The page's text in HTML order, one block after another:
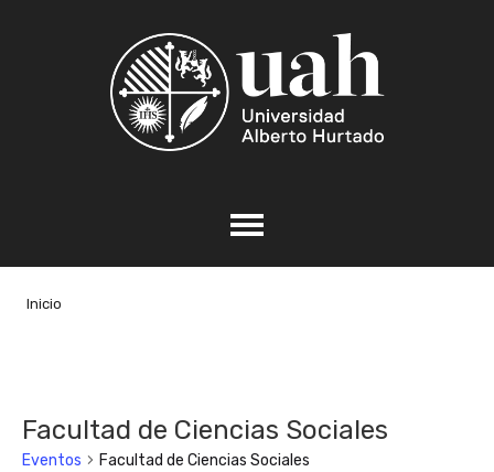
Inicio
Facultad de Ciencias Sociales
Eventos Facultad de Ciencias Sociales